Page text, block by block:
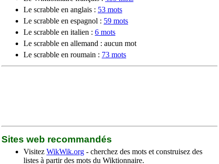
Le scrabble en anglais : 53 mots
Le scrabble en espagnol : 59 mots
Le scrabble en italien : 6 mots
Le scrabble en allemand : aucun mot
Le scrabble en roumain : 73 mots
Sites web recommandés
Visitez WikWik.org - cherchez des mots et construisez des
listes à partir des mots du Wiktionnaire.